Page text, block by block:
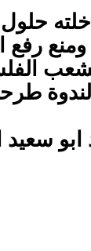
الشعب
ابو